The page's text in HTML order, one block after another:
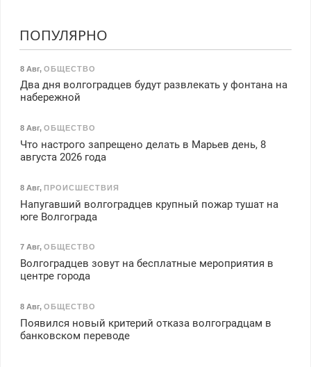
ПОПУЛЯРНО
8 Авг, ОБЩЕСТВО
Два дня волгоградцев будут развлекать у фонтана на
набережной
8 Авг, ОБЩЕСТВО
Что настрого запрещено делать в Марьев день, 8
августа 2026 года
8 Авг, ПРОИСШЕСТВИЯ
Напугавший волгоградцев крупный пожар тушат на
юге Волгограда
7 Авг, ОБЩЕСТВО
Волгоградцев зовут на бесплатные мероприятия в
центре города
8 Авг, ОБЩЕСТВО
Появился новый критерий отказа волгоградцам в
банковском переводе